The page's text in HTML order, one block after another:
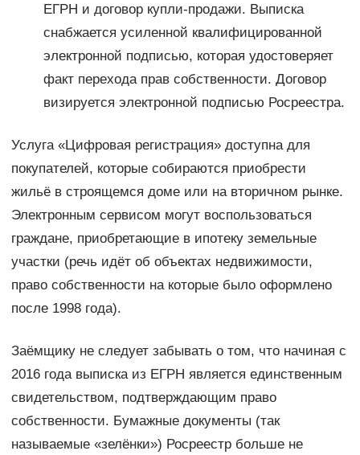
ЕГРН и договор купли-продажи. Выписка
снабжается усиленной квалифицированной
электронной подписью, которая удостоверяет
факт перехода прав собственности. Договор
визируется электронной подписью Росреестра.
Услуга «Цифровая регистрация» доступна для
покупателей, которые собираются приобрести
жильё в строящемся доме или на вторичном рынке.
Электронным сервисом могут воспользоваться
граждане, приобретающие в ипотеку земельные
участки (речь идёт об объектах недвижимости,
право собственности на которые было оформлено
после 1998 года).
Заёмщику не следует забывать о том, что начиная с
2016 года выписка из ЕГРН является единственным
свидетельством, подтверждающим право
собственности. Бумажные документы (так
называемые «зелёнки») Росреестр больше не